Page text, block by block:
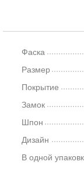
Фаска
Размер
Покрытие
Замок
Шпон
Дизайн
В одной